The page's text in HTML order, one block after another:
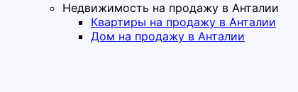
Недвижимость на продажу в Анталии
Квартиры на продажу в Анталии
Дом на продажу в Анталии